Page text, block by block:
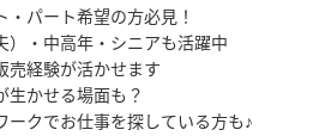
・パート希望の方必見！
・中高年・シニアも活躍中
経験が活かせます
かせる場面も？
クでお仕事を探している方も♪